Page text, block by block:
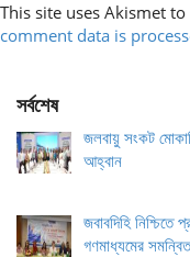
This site uses Akismet
comment data is
সর্বশেষ
জলবায়ু সংকট
আহ্বান
জবাবদিহি
গণমাধ্যমের